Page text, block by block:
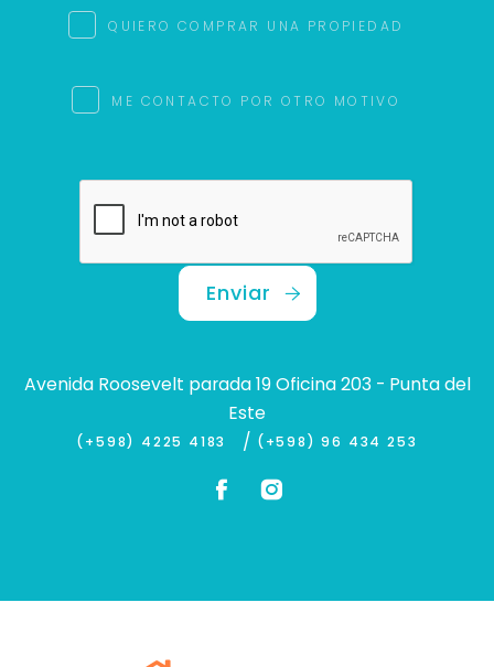
QUIERO COMPRAR UNA PROPIEDAD
ME CONTACTO POR OTRO MOTIVO
Enviar
Avenida Roosevelt parada 19 Oficina 203 - Punta del
Este
(+598) 4225 4183 / (+598) 96 434 253